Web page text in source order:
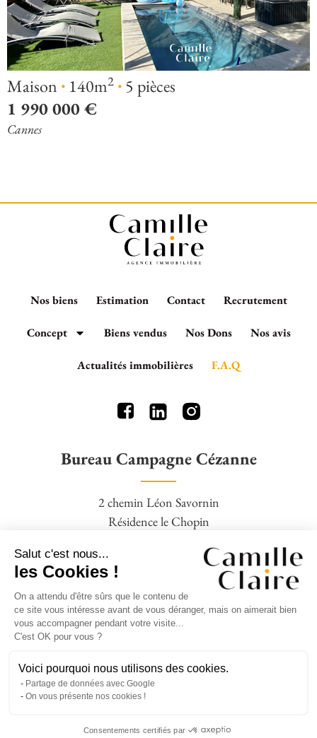
Maison · 140m2 · 5 pièces
1 990 000 €
Cannes
Nos biens Estimation Contact Recrutement
Concept Biens vendus Nos Dons Nos avis
Actualités immobilières F.A.Q
Bureau Campagne Cézanne
2 chemin Léon Savornin
Résidence le Chopin
04 42 95 77 16 – 06 09 88 19 28
Agence Square Pigonnet
Clos Bernadettes,
13090 Aix en Provence
Salut c'est nous...
les Cookies !
On a attendu d'être sûrs que le contenu de
ce site vous intéresse avant de vous déranger, mais on aimerait bien
vous accompagner pendant votre visite...
C'est OK pour vous ?
Voici pourquoi nous utilisons des cookies.
Partage de données avec Google
On vous présente nos cookies !
Consentements certifiés par